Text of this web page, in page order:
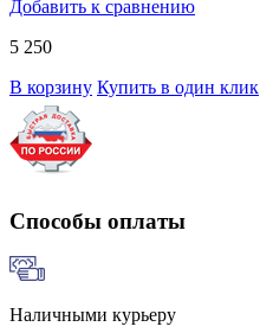
Добавить к сравнению
5 250
В корзину Купить в один клик
Способы оплаты
Наличными курьеру